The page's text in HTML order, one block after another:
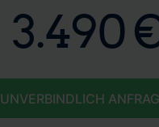
3.490
UNVERBINDLICH